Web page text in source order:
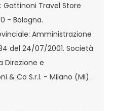
: Gattinoni Travel Store
- Bologna.
Amministrazione
del 24/07/2001. Società
Direzione e
& Co S.r.l. - Milano (MI).